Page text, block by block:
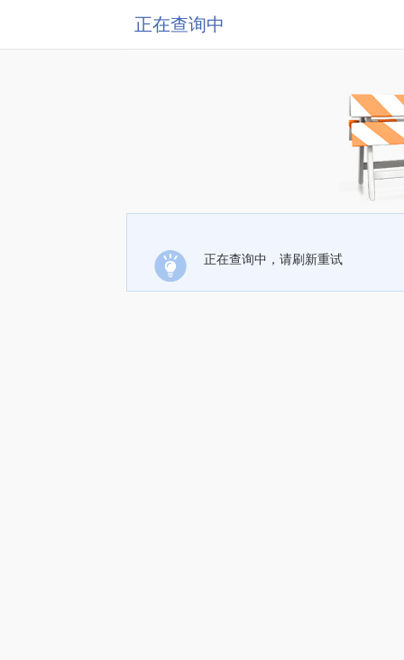
正在查询中
正在查询中，请刷新重试